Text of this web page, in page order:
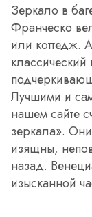
Зеркало в
Франческо
или коттедж.
Лучшими и
нашем сайте
зеркала».
изящны,
назад.
изысканной